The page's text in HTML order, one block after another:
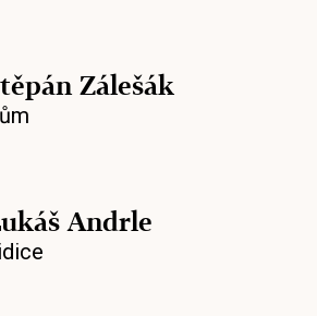
Zálešák
Andrle